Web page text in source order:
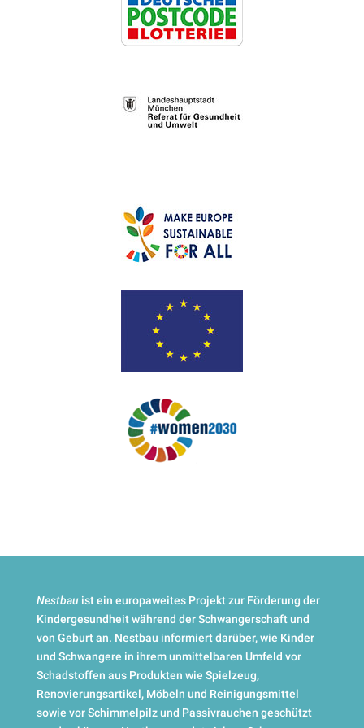
Nestbauist ein europaweites Projekt zur Förderung der
Kindergesundheit während der Schwangerschaft und
von Geburt an. Nestbau informiert darüber, wie Kinder
und Schwangere in ihrem unmittelbaren Umfeld vor
Schadstoffen aus Produkten wie Spielzeug,
Renovierungsartikel, Möbeln und Reinigungsmittel
sowie vor Schimmelpilz und Passivrauchen geschützt